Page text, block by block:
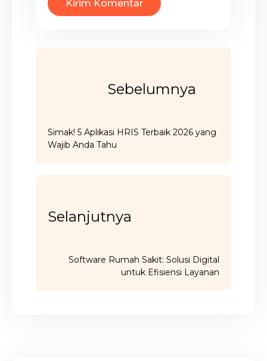
Sebelumnya
Simak! 5 Aplikasi HRIS Terbaik 2026 yang
Wajib Anda Tahu
Selanjutnya
Software Rumah Sakit: Solusi Digital
untuk Efisiensi Layanan